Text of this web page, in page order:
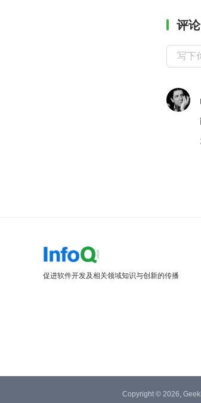
评论
促进软件开发及相关领域知识与创新的传播
Copyright © 2026,